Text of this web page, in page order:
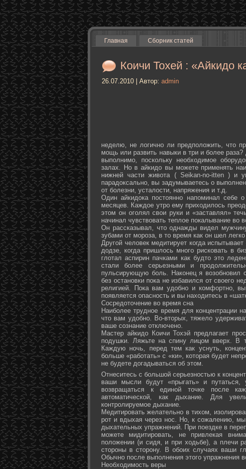
Главная Сборник статей
Коичи Тохей : «Айкидо
26.07.2010 | Автор: admin
неделю, не логично ли предположить, что
мощь или развить навыки в три и более
выполнимо, поскольку необходимое
залах. Но в айкидо вы можете применять
нижней части живота ( Seikan-­no-­itten ) и
парадоксально, вы задумываетесь о
от болезни, усталости, напряжения и т.д.
Один айкидока постоянно напоминал себе
месяцев. Каждое утро ему приходилось
этом он оголял свои руки и «заставлял»
начинал чувствовать теплое покалывание во
Он рассказывал, что однажды видел
зубами от мороза, в то время как он шел
Другой человек медитирует когда
додзе, когда пришлось много рисковать в
глотал аспирин пачками как будто это
стали более серьезными и
пульсирующую боль. Наконец я возобновил
без остановки пока не избавился от своего
религией. Пока вам удобно и комфортно,
появляется опасность и вы находитесь в
Сосредоточение во время сна
Наиболее трудное время для концентрации
что вам удобно. Во-вторых, тяжело
ваше сознание отключено.
Мастер айкидо Коичи Тохэй предлагает
подушки. Ляжьте на спину лицом вверх. В
Каждую ночь, перед тем как уснуть,
больше «работать» с «ки», которая будет
не будете догадываться об этом.
Отнеситесь с большой серьезностью к
ваши мысли будут «прыгать» и
возвращаться к единой точке после
автоматической, как дыхание. Для
контролируемое дыхание.
Медитировать желательно в тихом,
рот и вдыхая через нос. Но, к сожалению,
дыхательных упражнений. При поездке в
можете мидитировать, не привлекая
положении (и сидя, и при ходьбе), а плечи
стороны в сторону. В обоих случаях ваши
Обычно после выполнения этого упражнения
Необходимость веры